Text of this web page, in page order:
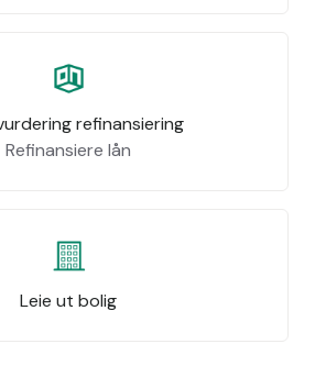
refinansiering
Refinansiere lån
Leie ut bolig